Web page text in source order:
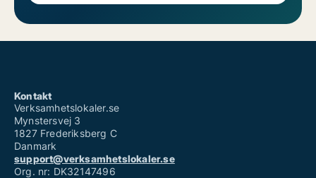
Kontakt
Verksamhetslokaler.se
Mynstersvej 3
1827 Frederiksberg C
Danmark
support@verksamhetslokaler.se
Org. nr: DK32147496